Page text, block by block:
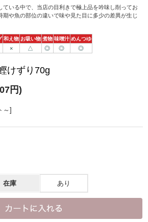
いる中で、当店の目利きで極上品を吟味し削ってお
期や魚の部位の違いで味や見た目に多少の差異が生じ
和え物 お吸い物 煮物 味噌汁 めんつゆ
× △ ◎ ◎ ◎
けずり70g
円)
～]
在庫 あり